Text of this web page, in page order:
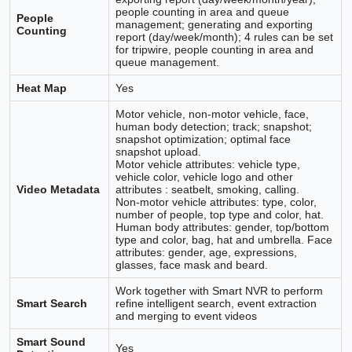
People
Counting
people counting in area and queue
management; generating and exporting
report (day/week/month); 4 rules can be set
for tripwire, people counting in area and
queue management.
Heat Map Yes
Video Metadata
Motor vehicle, non-motor vehicle, face,
human body detection; track; snapshot;
snapshot optimization; optimal face
snapshot upload.
Motor vehicle attributes: vehicle type,
vehicle color, vehicle logo and other
attributes : seatbelt, smoking, calling.
Non-motor vehicle attributes: type, color,
number of people, top type and color, hat.
Human body attributes: gender, top/bottom
type and color, bag, hat and umbrella. Face
attributes: gender, age, expressions,
glasses, face mask and beard.
Smart Search
Work together with Smart NVR to perform
refine intelligent search, event extraction
and merging to event videos
Smart Sound
Yes